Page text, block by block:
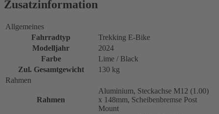
Zusatzinformation
Allgemeines
Fahrradtyp
Trekking E-Bike
Modelljahr
2024
Farbe
Lime / Black
Zul. Gesamtgewicht
130 kg
Rahmen
Rahmen
Aluminium, Steckachse M12 (1.00)
x 148mm, Scheibenbremse Post
Mount